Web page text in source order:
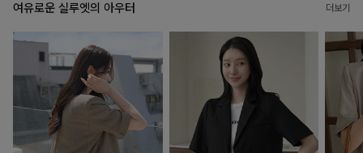
여유로운 실루엣의 아우터 더보기